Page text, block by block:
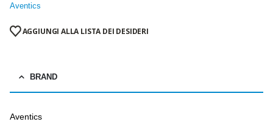
Aventics
AGGIUNGI ALLA LISTA DEI DESIDERI
BRAND
Aventics